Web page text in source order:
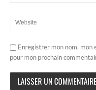
Enregistrer mon nom, mon
pour mon prochain